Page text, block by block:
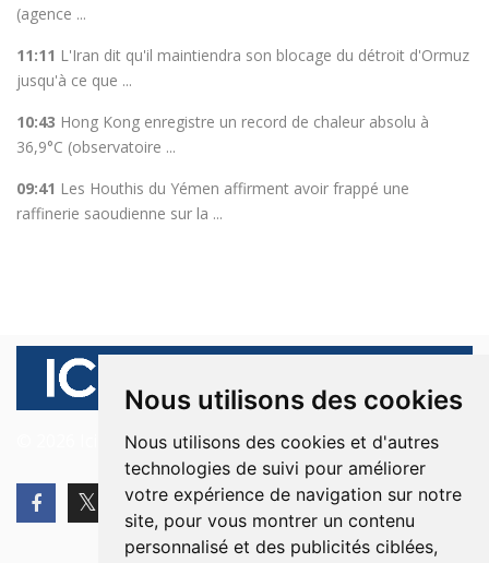
Nous utilisons des cookies
Nous utilisons des cookies et d'autres
technologies de suivi pour améliorer
votre expérience de navigation sur notre
site, pour vous montrer un contenu
personnalisé et des publicités ciblées,
(agence ...
11:11 L'Iran dit qu'il maintiendra son blocage du détroit d'Ormuz
jusqu'à ce que ...
10:43 Hong Kong enregistre un record de chaleur absolu à
36,9°C (observatoire ...
09:41 Les Houthis du Yémen affirment avoir frappé une
raffinerie saoudienne sur la ...
© 2026 Ici Beyrouth. Tous les droits sont réservés.